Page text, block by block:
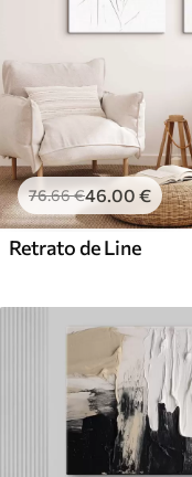
76.66€46.00 €
Retrato de Line